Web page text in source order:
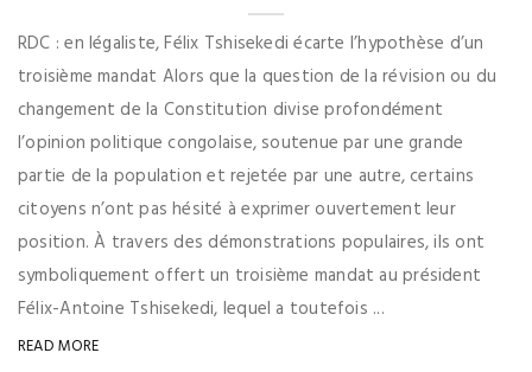
RDC : en légaliste, Félix Tshisekedi écarte l’hypothèse d’un
troisième mandat Alors que la question de la révision ou du
changement de la Constitution divise profondément
l’opinion politique congolaise, soutenue par une grande
partie de la population et rejetée par une autre, certains
citoyens n’ont pas hésité à exprimer ouvertement leur
position. À travers des démonstrations populaires, ils ont
symboliquement offert un troisième mandat au président
Félix-Antoine Tshisekedi, lequel a toutefois ...
READ MORE